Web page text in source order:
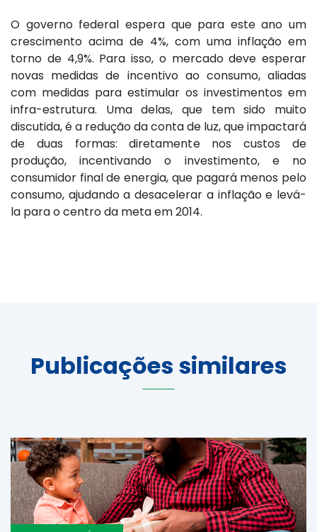
O governo federal espera que para este ano um
crescimento acima de 4%, com uma inflação em
torno de 4,9%. Para isso, o mercado deve esperar
novas medidas de incentivo ao consumo, aliadas
com medidas para estimular os investimentos em
infra-estrutura. Uma delas, que tem sido muito
discutida, é a redução da conta de luz, que impactará
de duas formas: diretamente nos custos de
produção, incentivando o investimento, e no
consumidor final de energia, que pagará menos pelo
consumo, ajudando a desacelerar a inflação e levá-
la para o centro da meta em 2014.
Publicações similares